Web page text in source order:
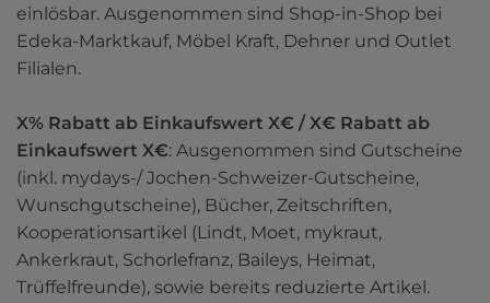
einlösbar. Ausgenommen sind Shop-in-Shop bei
Edeka-Marktkauf, Möbel Kraft, Dehner und Outlet
Filialen.
X% Rabatt ab Einkaufswert X€ / X€ Rabatt ab
Einkaufswert X€: Ausgenommen sind Gutscheine
(inkl. mydays-/ Jochen-Schweizer-Gutscheine,
Wunschgutscheine), Bücher, Zeitschriften,
Kooperationsartikel (Lindt, Moet, mykraut,
Ankerkraut, Schorlefranz, Baileys, Heimat,
Trüffelfreunde), sowie bereits reduzierte Artikel.